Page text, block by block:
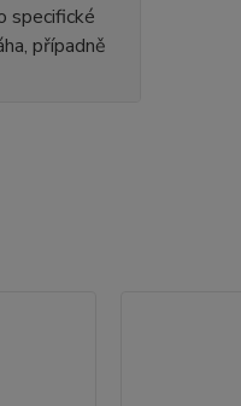
specifické
případně